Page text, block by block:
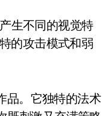
生不同的视觉特
的攻击模式和弱
品。它独特的法术